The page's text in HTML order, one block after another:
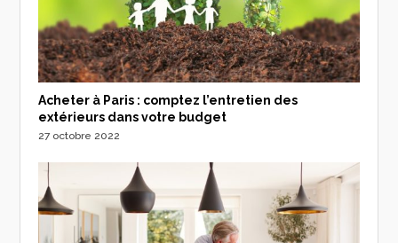
Acheter à Paris : comptez l’entretien des
extérieurs dans votre budget
27 octobre 2022